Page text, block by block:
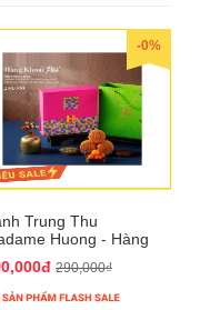
-0%
Trung Thu
Huong - Hàng
290,000₫